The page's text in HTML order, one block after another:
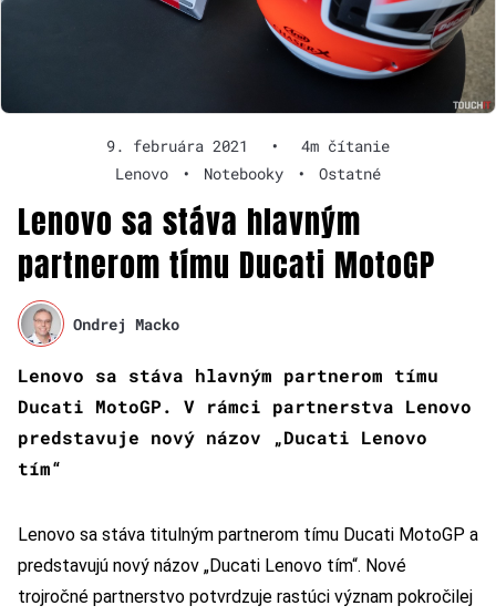
9. februára 2021 •
4m čítanie
Lenovo
• Notebooky • Ostatné
Lenovo sa stáva hlavným
partnerom tímu Ducati MotoGP
Ondrej Macko
Lenovo sa stáva hlavným partnerom tímu
Ducati MotoGP. V rámci partnerstva Lenovo
predstavuje nový názov „Ducati Lenovo
tím“
Lenovo sa stáva titulným partnerom tímu Ducati MotoGP a
predstavujú nový názov „Ducati Lenovo tím“. Nové
trojročné partnerstvo potvrdzuje rastúci význam pokročilej